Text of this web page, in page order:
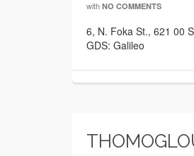
with NO COMMENTS
6, N. Foka St., 621 00
GDS: Galileo